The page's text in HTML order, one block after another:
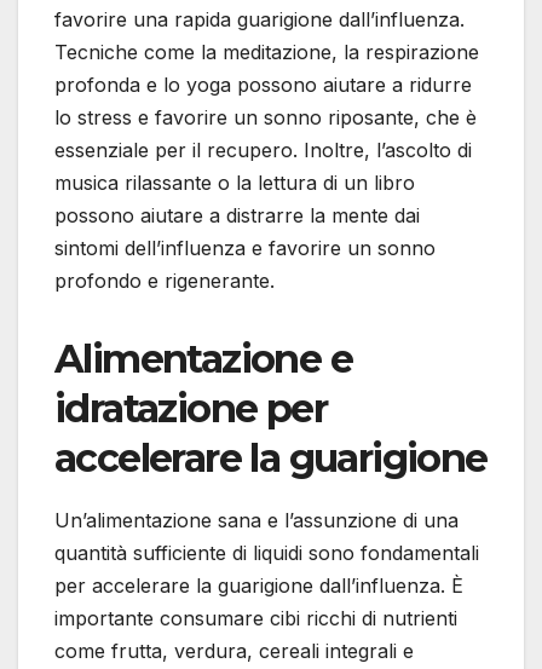
favorire una rapida guarigione dall’influenza.
Tecniche come la meditazione, la respirazione
profonda e lo yoga possono aiutare a ridurre
lo stress e favorire un sonno riposante, che è
essenziale per il recupero. Inoltre, l’ascolto di
musica rilassante o la lettura di un libro
possono aiutare a distrarre la mente dai
sintomi dell’influenza e favorire un sonno
profondo e rigenerante.
Alimentazione e
idratazione per
accelerare la guarigione
Un’alimentazione sana e l’assunzione di una
quantità sufficiente di liquidi sono fondamentali
per accelerare la guarigione dall’influenza. È
importante consumare cibi ricchi di nutrienti
come frutta, verdura, cereali integrali e